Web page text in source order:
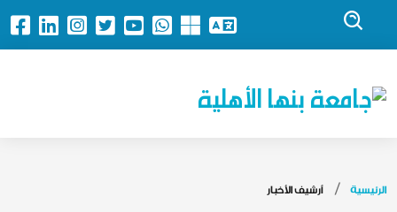
جامعة بنها الأهلية
الرئيسية أرشيف الأخبار